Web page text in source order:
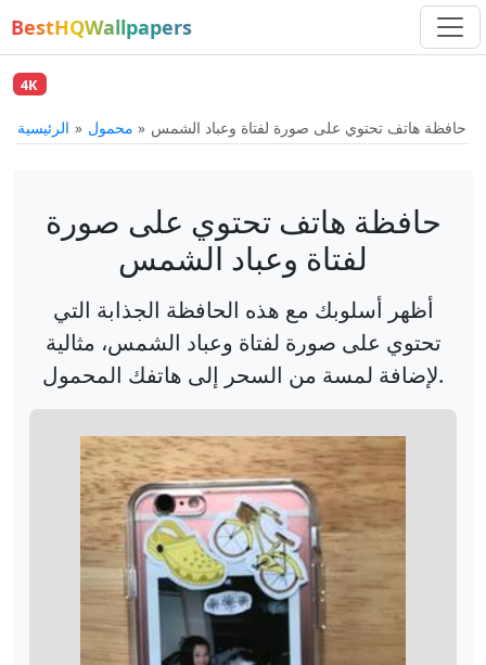
BestHQWallpapers
4K
الرئيسية محمول حافظة هاتف تحتوي على صورة لفتاة وعباد الشمس
حافظة هاتف تحتوي على صورة
لفتاة وعباد الشمس
أظهر أسلوبك مع هذه الحافظة الجذابة التي
تحتوي على صورة لفتاة وعباد الشمس، مثالية
لإضافة لمسة من السحر إلى هاتفك المحمول.